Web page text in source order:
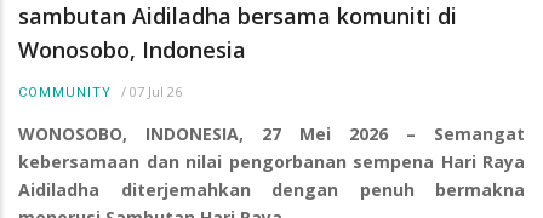
sambutan Aidiladha bersama komuniti di
Wonosobo, Indonesia
COMMUNITY / 07 Jul 26
WONOSOBO, INDONESIA, 27 Mei 2026 – Semangat
kebersamaan dan nilai pengorbanan sempena Hari Raya
Aidiladha diterjemahkan dengan penuh bermakna